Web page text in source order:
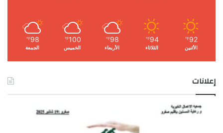
92
℉
الأثنين
94
℉
الثلاثاء
98
℉
الأربعاء
100
℉
الخميس
98
℉
الجمعة
إعلانات